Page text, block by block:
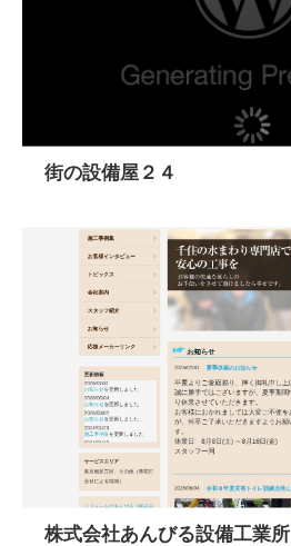
街の設備屋２４
株式会社あんびる設備工業所